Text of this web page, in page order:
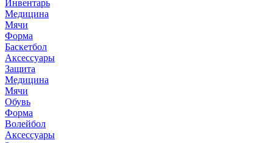
Инвентарь
Медицина
Мячи
Форма
Баскетбол
Аксессуары
Защита
Медицина
Мячи
Обувь
Форма
Волейбол
Аксессуары